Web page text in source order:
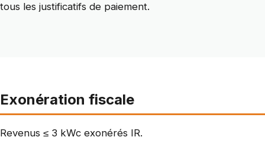
tous les justificatifs de paiement.
Exonération fiscale
Revenus ≤ 3 kWc exonérés IR.